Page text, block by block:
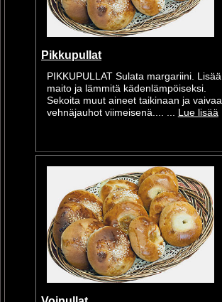
Pikkupullat
PIKKUPULLAT Sulata margariini. Lisää
maito ja lämmitä kädenlämpöiseksi.
Sekoita muut aineet taikinaan ja vaivaa
vehnäjauhot viimeisenä.... ... Lue lisää